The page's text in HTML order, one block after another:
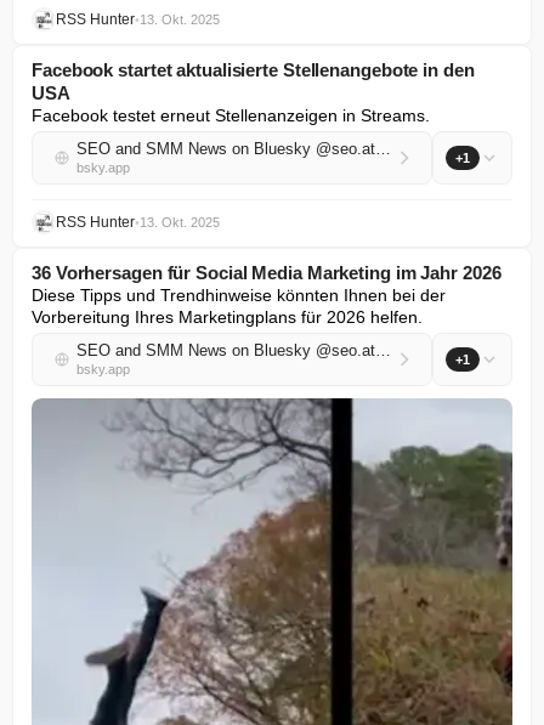
RSS Hunter•13. Okt. 2025
Facebook startet aktualisierte Stellenangebote in den
USA
Facebook testet erneut Stellenanzeigen in Streams.
SEO and SMM News on Bluesky @seo.at.thenote.app
bsky.app
+1
RSS Hunter•13. Okt. 2025
36 Vorhersagen für Social Media Marketing im Jahr 2026
Diese Tipps und Trendhinweise könnten Ihnen bei der
Vorbereitung Ihres Marketingplans für 2026 helfen.
SEO and SMM News on Bluesky @seo.at.thenote.app
bsky.app
+1